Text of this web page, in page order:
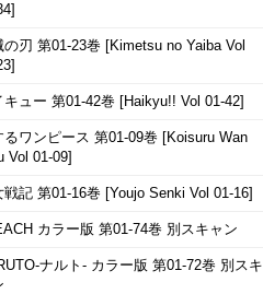
の刃 第01-23巻 [Kimetsu no Yaiba Vol
キュー 第01-42巻 [Haikyu!! Vol 01-42]
るワンピース 第01-09巻 [Koisuru Wan
Vol 01-09]
戦記 第01-16巻 [Youjo Senki Vol 01-16]
カラー版 第01-74巻 別スキャン
ナルト- カラー版 第01-72巻 別スキ